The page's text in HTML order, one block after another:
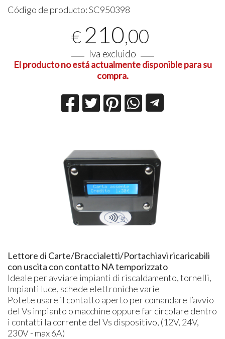
Código de producto:SC950398
€ 210,00
Iva excluido
El producto no está actualmente disponible para su
compra.
Lettore di Carte/Braccialetti/Portachiavi ricaricabili
con uscita con contatto NA temporizzato
Ideale per avviare impianti di riscaldamento, tornelli,
Impianti luce, schede elettroniche varie
Potete usare il contatto aperto per comandare l’avvio
del Vs impianto o macchine oppure far circolare dentro
i contatti la corrente del Vs dispositivo, (12V, 24V,
230V - max 6A)